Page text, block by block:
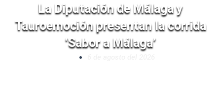
La Diputación de Málaga y
Tauroemoción presentan la corrida
‘Sabor a Málaga’